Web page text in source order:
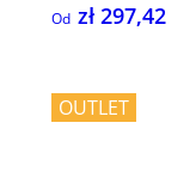
Od zł 297,42
OUTLET